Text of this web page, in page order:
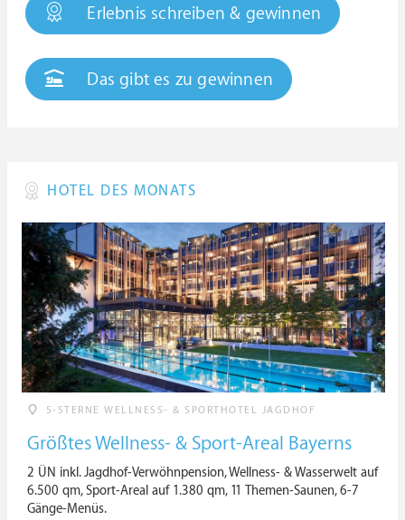
Erlebnis schreiben & gewinnen
Das gibt es zu gewinnen
HOTEL DES MONATS
5-STERNE WELLNESS- & SPORTHOTEL JAGDHOF
Größtes Wellness- & Sport-Areal Bayerns
2 ÜN inkl. Jagdhof-Verwöhnpension, Wellness- & Wasserwelt auf
6.500 qm, Sport-Areal auf 1.380 qm, 11 Themen-Saunen, 6-7
Gänge-Menüs.